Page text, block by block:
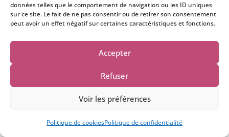
données telles que le comportement de navigation ou les ID uniques
sur ce site. Le fait de ne pas consentir ou de retirer son consentement
peut avoir un effet négatif sur certaines caractéristiques et fonctions.
Accepter
Refuser
Voir les préférences
Politique de cookiesPolitique de confidentialité